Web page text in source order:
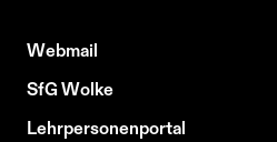
Webmail
SfG Wolke
Lehrpersonenportal